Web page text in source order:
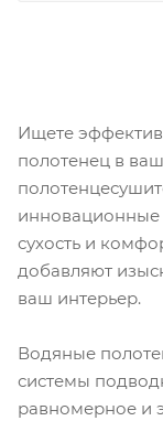
Ищете
полотенец в
инновационные
сухость и
добавляют
ваш интерьер.
Водяные
системы
равномерное и